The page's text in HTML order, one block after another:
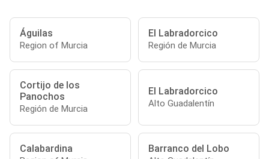
Águilas
Region of Murcia
El Labradorcico
Región de Murcia
Cortijo de los
Panochos
Región de Murcia
El Labradorcico
Alto Guadalentín
Calabardina Barranco del Lobo